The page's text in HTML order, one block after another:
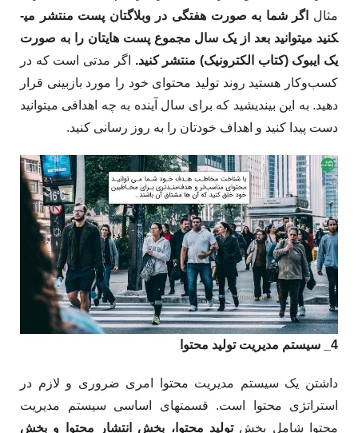
مثال اگر شما به صورت هفتگی در وبلاگتان پست منتشر می­
کنید می­توانید بعد از یک سال مجموع پست­ هایتان را به صورت
یک ای­بوک (کتاب الکترونیک) منتشر کنید. اگر مدتی است که در
کسب‌­وکار هستید روند تولید محتوای خود را مورد بازبینی قرار
دهید. به این بیندیشید که برای سال آینده به چه اهدافی می­توانید
دست پیدا کنید و اهداف خودتان را به روز رسانی کنید.
4_ سیستم مدیریت تولید محتوا
داشتن یک سیستم مدیریت محتوا امری ضروری و لازم در
استراتژی محتوا است. قسمت­های اساسی سیستم مدیریت
محتوا شامل بخشتولید محتوا، بخش انتشار محتوا و بخش